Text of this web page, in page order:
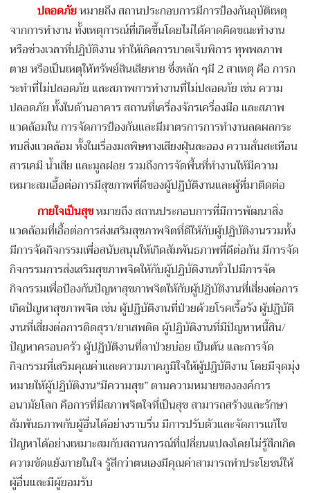
ปลอดภัยหมายถึง สถานประกอบการมีการป้องกันอุบัติเหตุ
จากการทำงาน ทั้งเหตุการณ์ที่เกิดขึ้นโดยไม่ได้คาดคิดขณะทำงาน
หรือช่วงเวลาที่ปฏิบัติงาน ทำให้เกิดการบาดเจ็บพิการ ทุพพลภาพ
ตาย หรือเป็นเหตุให้ทรัพย์สินเสียหาย ซึ่งหลัก ๆมี 2 สาเหตุ คือ การก
ระทำที่ไม่ปลอดภัย และสภาพการทำงานที่ไม่ปลอดภัย เช่น ความ
ปลอดภัย ทั้งในด้านอาคาร สถานที่เครื่องจักรเครื่องมือ และสภาพ
แวดล้อมใน การจัดการป้องกันและมีมาตรการการทำงานลดผลกระ
ทบสิ่งแวดล้อม ทั้งในเรื่องมลพิษทางเสียงฝุ่นละออง ความสั่นสะเทือน
สารเคมี น้ำเสีย และมูลฝอย รวมถึงการจัดพื้นที่ทำงานให้มีความ
เหมาะสมเอื้อต่อการมีสุขภาพที่ดีของผู้ปฏิบัติงานและผู้ที่มาติดต่อ
กายใจเป็นสุขหมายถึง สถานประกอบการที่มีการพัฒนาสิ่ง
แวดล้อมที่เอื้อต่อการส่งเสริมสุขภาพจิตที่ดีให้กับผู้ปฏิบัติงานรวมทั้ง
มีการจัดกิจกรรมเพื่อสนับสนุนให้เกิดสัมพันธภาพที่ดีต่อกัน มีการจัด
กิจกรรมการส่งเสริมสุขภาพจิตให้กับผู้ปฏิบัติงานทั่วไปมีการจัด
กิจกรรมเพื่อป้องกันปัญหาสุขภาพจิตให้กับผู้ปฏิบัติงานที่เสี่ยงต่อการ
เกิดปัญหาสุขภาพจิต เช่น ผู้ปฏิบัติงานที่ป่วยด้วยโรคเรื้อรัง ผู้ปฏิบัติ
งานที่เสี่ยงต่อการติดสุรา/ยาเสพติด ผู้ปฏิบัติงานที่มีปัญหาหนี้สิน/
ปัญหาครอบครัว ผู้ปฏิบัติงานที่ลาป่วยบ่อย เป็นต้น และการจัด
กิจกรรมที่เสริมคุณค่าและความภาคภูมิใจให้ผู้ปฏิบัติงาน โดยมีจุดมุ่ง
หมายให้ผู้ปฏิบัติงาน“มีความสุข” ตามความหมายขององค์การ
อนามัยโลก คือการที่มีสภาพจิตใจที่เป็นสุข สามารถสร้างและรักษา
สัมพันธภาพกับผู้อื่นได้อย่างราบรื่น มีการปรับตัวและจัดการแก้ไข
ปัญหาได้อย่างเหมาะสมกับสถานการณ์ที่เปลี่ยนแปลงโดยไม่รู้สึกเกิด
ความขัดแย้งภายในใจ รู้สึกว่าตนเองมีคุณค่าสามารถทำประโยชน์ให้
ผู้อื่นและมีผู้ยอมรับ